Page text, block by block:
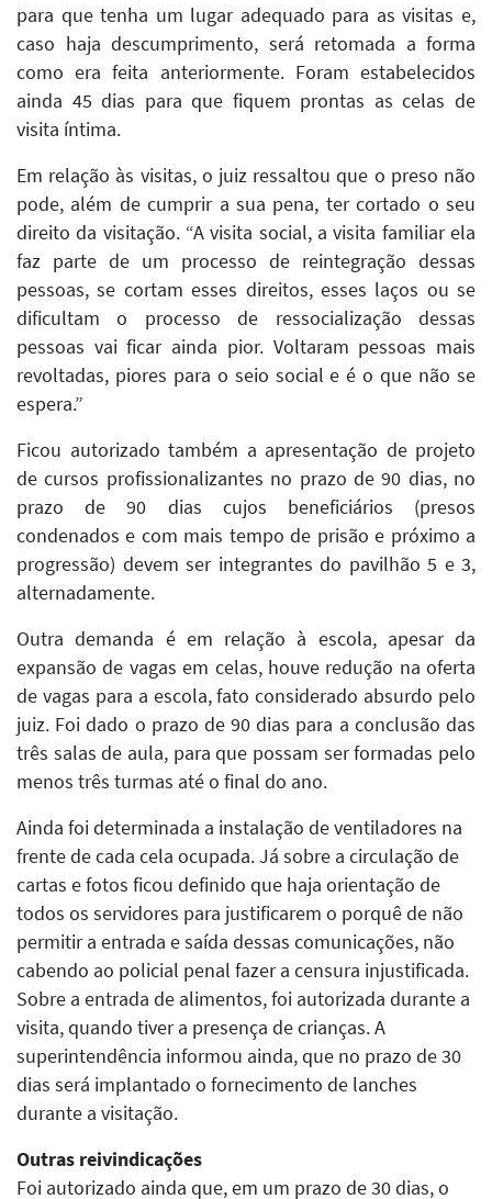
para que tenha um lugar adequado para as visitas e,
caso haja descumprimento, será retomada a forma
como era feita anteriormente. Foram estabelecidos
ainda 45 dias para que fiquem prontas as celas de
visita íntima.
Em relação às visitas, o juiz ressaltou que o preso não
pode, além de cumprir a sua pena, ter cortado o seu
direito da visitação. “A visita social, a visita familiar ela
faz parte de um processo de reintegração dessas
pessoas, se cortam esses direitos, esses laços ou se
dificultam o processo de ressocialização dessas
pessoas vai ficar ainda pior. Voltaram pessoas mais
revoltadas, piores para o seio social e é o que não se
espera.”
Ficou autorizado também a apresentação de projeto
de cursos profissionalizantes no prazo de 90 dias, no
prazo de 90 dias cujos beneficiários (presos
condenados e com mais tempo de prisão e próximo a
progressão) devem ser integrantes do pavilhão 5 e 3,
alternadamente.
Outra demanda é em relação à escola, apesar da
expansão de vagas em celas, houve redução na oferta
de vagas para a escola, fato considerado absurdo pelo
juiz. Foi dado o prazo de 90 dias para a conclusão das
três salas de aula, para que possam ser formadas pelo
menos três turmas até o final do ano.
Ainda foi determinada a instalação de ventiladores na
frente de cada cela ocupada. Já sobre a circulação de
cartas e fotos ficou definido que haja orientação de
todos os servidores para justificarem o porquê de não
permitir a entrada e saída dessas comunicações, não
cabendo ao policial penal fazer a censura injustificada.
Sobre a entrada de alimentos, foi autorizada durante a
visita, quando tiver a presença de crianças. A
superintendência informou ainda, que no prazo de 30
dias será implantado o fornecimento de lanches
durante a visitação.
Outras reivindicações
Foi autorizado ainda que, em um prazo de 30 dias, o